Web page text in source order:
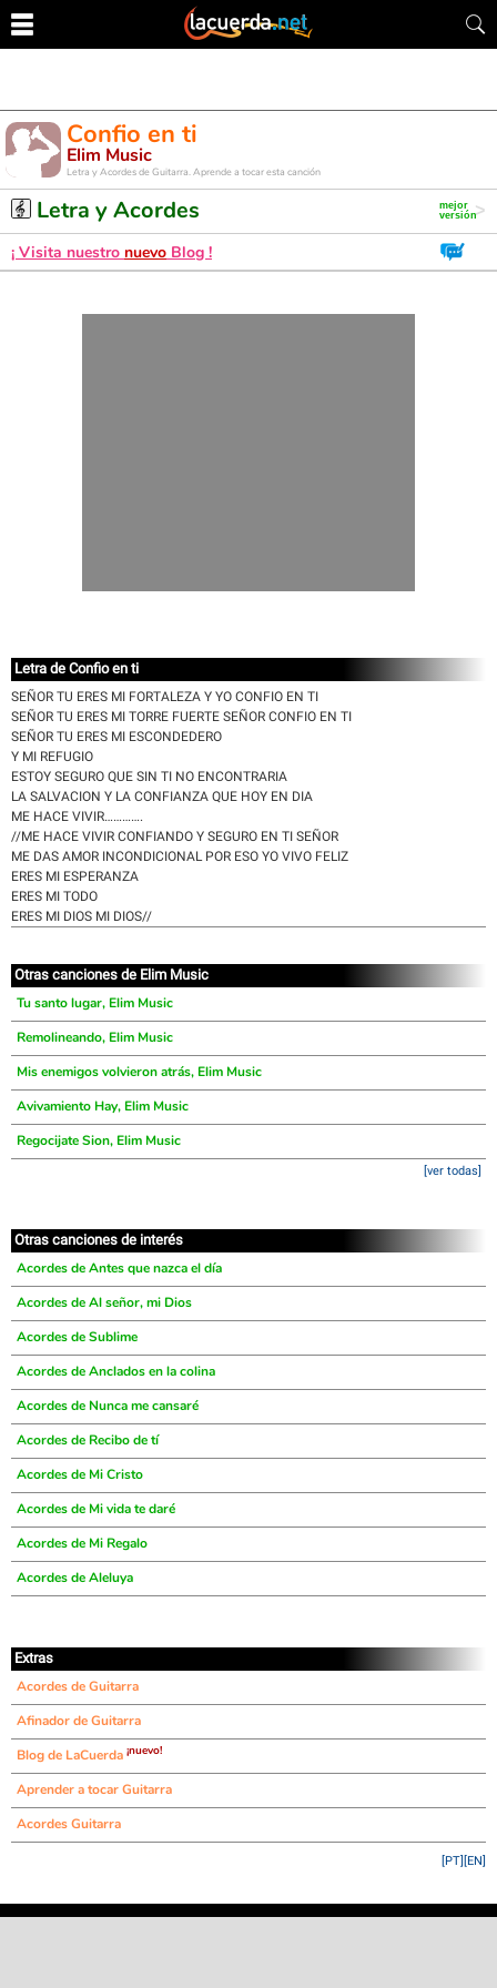
Confio en ti
Elim Music
Letra y Acordes de Guitarra. Aprende a tocar esta canción
Letra y Acordes
¡ Visita nuestro nuevo Blog !
Letra de Confio en ti
SEÑOR TU ERES MI FORTALEZA Y YO CONFIO EN TI
SEÑOR TU ERES MI TORRE FUERTE SEÑOR CONFIO EN TI
SEÑOR TU ERES MI ESCONDEDERO
Y MI REFUGIO
ESTOY SEGURO QUE SIN TI NO ENCONTRARIA
LA SALVACION Y LA CONFIANZA QUE HOY EN DIA
ME HACE VIVIR………….
//ME HACE VIVIR CONFIANDO Y SEGURO EN TI SEÑOR
ME DAS AMOR INCONDICIONAL POR ESO YO VIVO FELIZ
ERES MI ESPERANZA
ERES MI TODO
ERES MI DIOS MI DIOS//
Otras canciones de Elim Music
Tu santo lugar, Elim Music
Remolineando, Elim Music
Mis enemigos volvieron atrás, Elim Music
Avivamiento Hay, Elim Music
Regocijate Sion, Elim Music
[ver todas]
Otras canciones de interés
Acordes de Antes que nazca el día
Acordes de Al señor, mi Dios
Acordes de Sublime
Acordes de Anclados en la colina
Acordes de Nunca me cansaré
Acordes de Recibo de tí
Acordes de Mi Cristo
Acordes de Mi vida te daré
Acordes de Mi Regalo
Acordes de Aleluya
Extras
Acordes de Guitarra
Afinador de Guitarra
Blog de LaCuerda ¡nuevo!
Aprender a tocar Guitarra
Acordes Guitarra
[EN]
[PT]